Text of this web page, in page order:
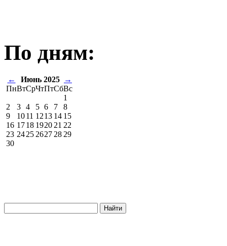
По дням:
← Июнь 2025
→
ПнВтСрЧтПтСбВс
1
2
3 4 5 6 7
8
9
1011 1213 14 15
16 1718 1920 21 22
23 2425 2627 28 29
30